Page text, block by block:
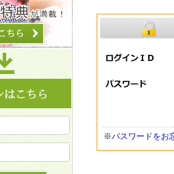
※パスワードをお